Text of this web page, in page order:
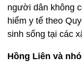
người dân không
hiểm y tế theo
sinh sống tại các
Hồng Liên và